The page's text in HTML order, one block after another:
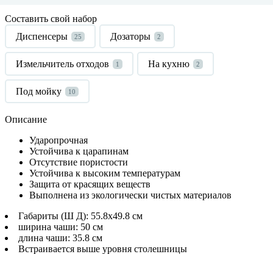
Составить свой набор
Диспенсеры
25 Дозаторы 2
Измельчитель отходов 1 На кухню 2
Под мойку 10
Описание
Ударопрочная
Устойчива к царапинам
Отсутствие пористости
Устойчива к высоким температурам
Защита от красящих веществ
Выполнена из экологически чистых материалов
Габариты (Ш Д): 55.8x49.8 см
ширина чаши: 50 см
длина чаши: 35.8 см
Встраивается выше уровня столешницы